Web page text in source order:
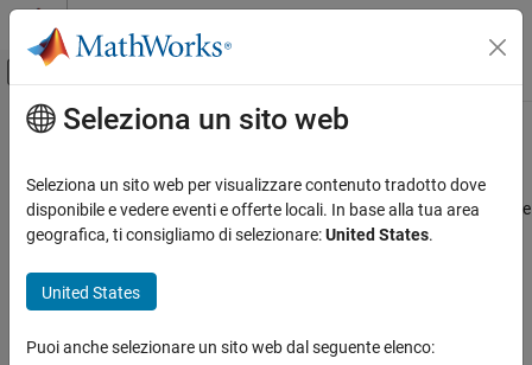
Vai al contenuto
Attiva/disattiva menu di navigazione
Pagina iniziale della documentazione
Hardware supportato da Simulink
Dispositivi Android
Impostazione e configurazione
Esecuzione su dispositivo Android
Contenuto principale
Impostazione e configurazione
Installare il supporto hardware, aggiornare il firmware, configurare
la connessione hardware
L'installazione comprende il download e l'installazione del
pacchetto di supporto. Inoltre, vengono fornite guide su come
Seleziona un sito web
Seleziona un sito web per visualizzare contenuto tradotto dove
disponibile e vedere eventi e offerte locali. In base alla tua area
geografica, ti consigliamo di selezionare:United States.
United States
Puoi anche selezionare un sito web dal seguente elenco: